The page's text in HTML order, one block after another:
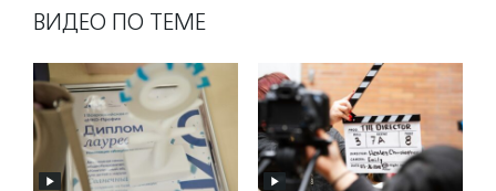
ВИДЕО ПО ТЕМЕ